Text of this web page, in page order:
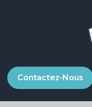
Contactez-Nous